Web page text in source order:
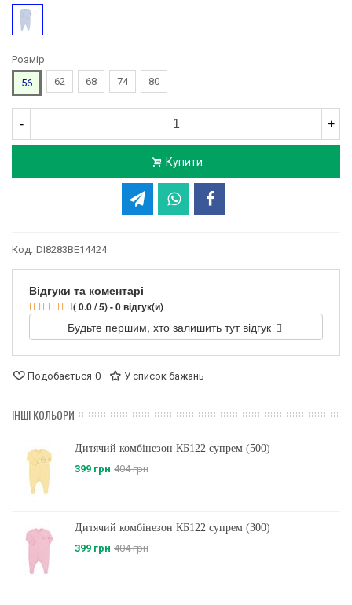
Блакитний
Розмір
56
62 68 74 80
- +
Купити
Код: DI8283BE14424
Відгуки та коментарі
( 0.0 / 5) - 0 відгук(и)
Будьте першим, хто залишить тут відгук
Подобається 0 У список бажань
ІНШІ КОЛЬОРИ
Дитячий комбінезон КБ122 супрем (500)
399 грн 404 грн
Дитячий комбінезон КБ122 супрем (300)
399 грн 404 грн